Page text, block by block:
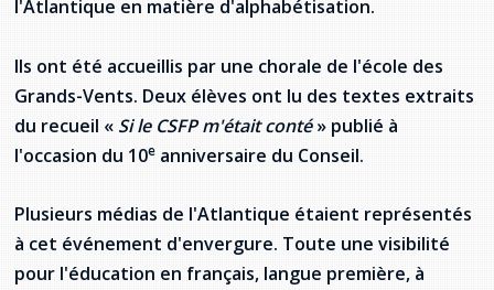
Maurice Nzoyamara
Lee Trowbridge
Randy Follet
Skye Fisher
provincial
Ressources linguistiques pour la
communication en santé
l'Atlantique en matière d'alphabétisation.
Ils ont été accueillis par une chorale de l'école des
Grands-Vents. Deux élèves ont lu des textes extraits
du recueil « Si le CSFP m'était conté» publié à
l'occasion du 10e anniversaire du Conseil.
Plusieurs médias de l'Atlantique étaient représentés
à cet événement d'envergure. Toute une visibilité
pour l'éducation en français, langue première, à